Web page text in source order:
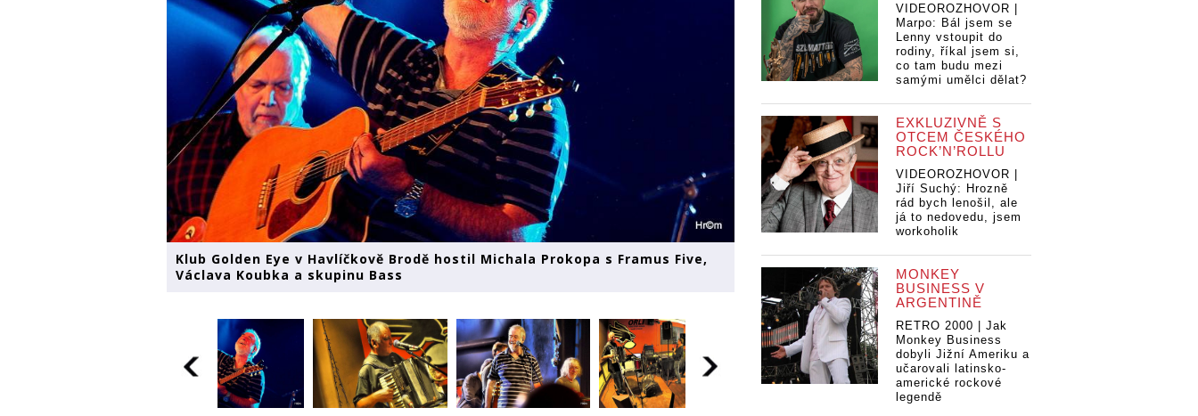
Klub Golden Eye v Havlíčkově Brodě hostil Michala Prokopa s Framus Five,
Václava Koubka a skupinu Bass
VIDEOROZHOVOR |
Marpo: Bál jsem se
Lenny vstoupit do
rodiny, říkal jsem si,
co tam budu mezi
samými umělci dělat?
EXKLUZIVNĚ S
OTCEM ČESKÉHO
ROCK’N’ROLLU
VIDEOROZHOVOR |
Jiří Suchý: Hrozně
rád bych lenošil, ale
já to nedovedu, jsem
workoholik
MONKEY
BUSINESS V
ARGENTINĚ
RETRO 2000 | Jak
Monkey Business
dobyli Jižní Ameriku a
učarovali latinsko-
americké rockové
legendě